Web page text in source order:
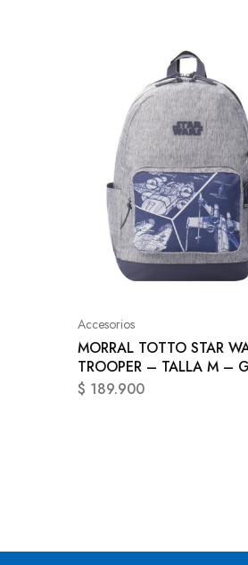
Accesorios
MORRAL TOTTO STAR
TROOPER – TALLA M –
$ 189.900